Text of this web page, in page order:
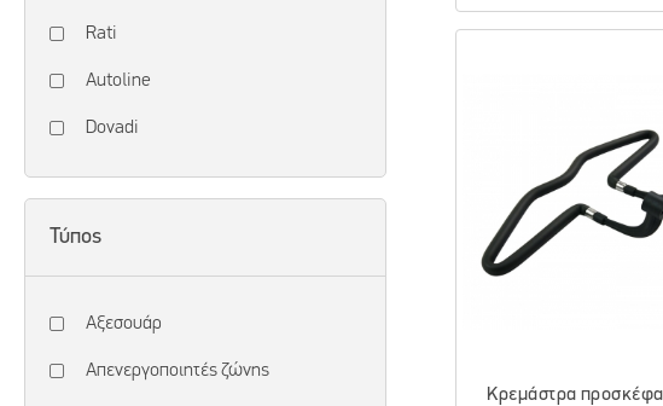
Rati
Autoline
Dovadi
Τύπος
Αξεσουάρ
Απενεργοποιητές ζώνης
Κρεμάστρα